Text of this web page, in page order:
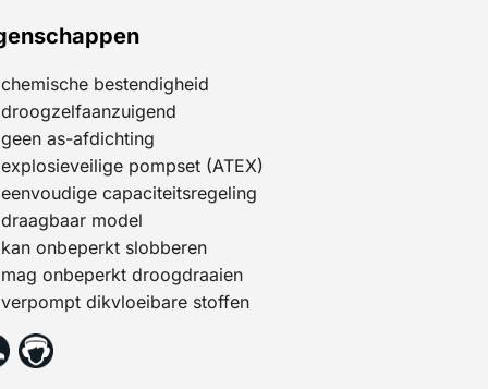
chemische bestendigheid
droogzelfaanzuigend
geen as-afdichting
explosieveilige pompset (ATEX)
eenvoudige capaciteitsregeling
draagbaar model
kan onbeperkt slobberen
mag onbeperkt droogdraaien
verpompt dikvloeibare stoffen